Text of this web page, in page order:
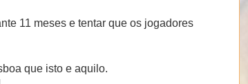
11 meses e tentar que os jogadores
que isto e aquilo.